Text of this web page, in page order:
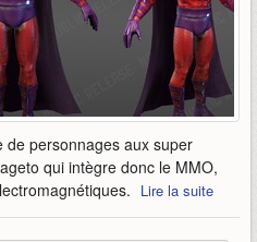
de personnages aux super
qui intègre donc le MMO,
Lire la suite